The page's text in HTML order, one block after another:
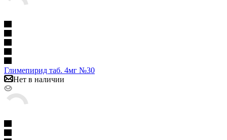
Глимепирид таб. 4мг №30
Нет в наличии